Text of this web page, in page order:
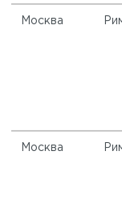
Москва
Москва